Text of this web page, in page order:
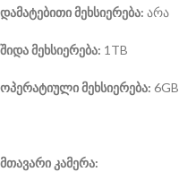
დამატებითი მეხსიერება: არა
შიდა მეხსიერება: 1TB
ოპერატიული მეხსიერება: 6GB
მთავარი კამერა: